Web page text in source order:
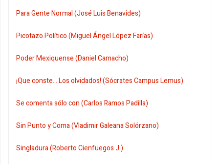
Para Gente Normal (José Luis Benavides)
Picotazo Político (Miguel Ángel López Farías)
Poder Mexiquense (Daniel Camacho)
¡Que conste... Los olvidados! (Sócrates Campus Lemus)
Se comenta sólo con (Carlos Ramos Padilla)
Sin Punto y Coma (Vladimir Galeana Solórzano)
Singladura (Roberto Cienfuegos J.)